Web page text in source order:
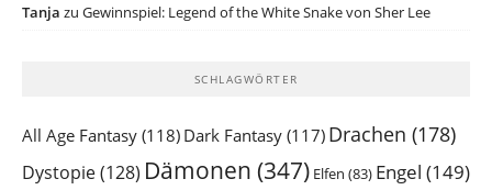
Tanja zu Gewinnspiel: Legend of the White Snake von Sher Lee
SCHLAGWÖRTER
All Age Fantasy (118) Dark Fantasy (117) Drachen (178)
Dystopie(128) Dämonen (347) Elfen (83) Engel (149)